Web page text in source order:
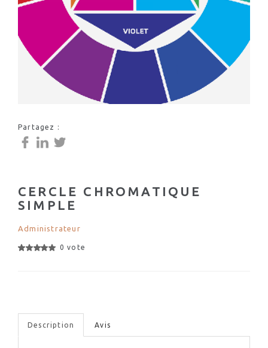
Partagez :
CERCLE CHROMATIQUE
SIMPLE
Administrateur
0 vote
Description Avis